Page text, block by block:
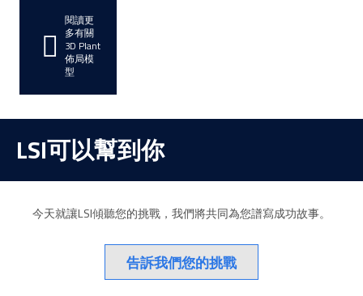
閱讀更
多有關
3D Plant
佈局模
型
LSI可以幫到你
今天就讓LSI傾聽您的挑戰，我們將共同為您譜寫成功故事。
告訴我們您的挑戰